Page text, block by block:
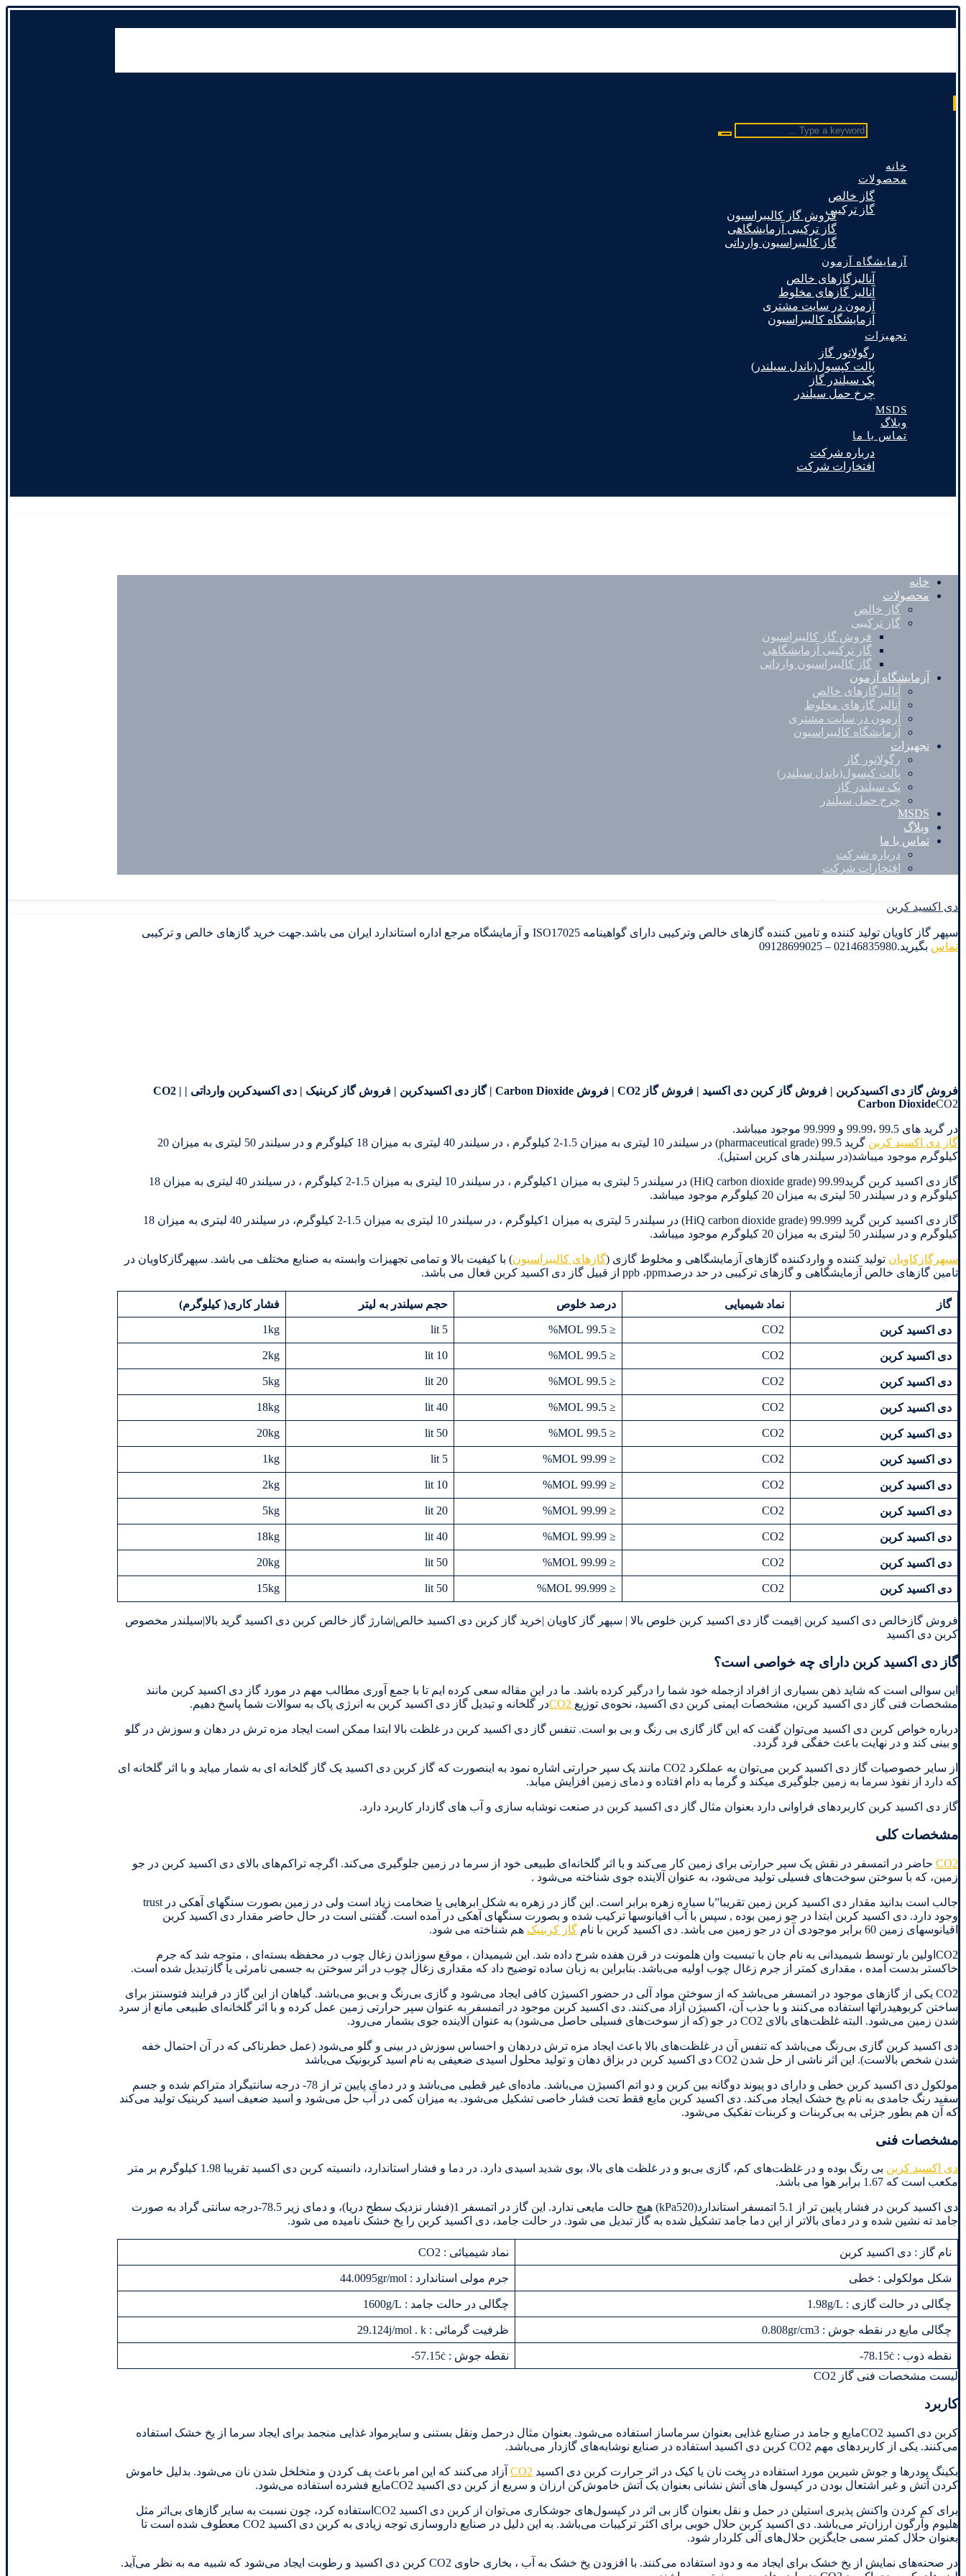
خانه
محصولات
گاز خالص
گاز ترکیبیفروش گاز کالیبراسیون
گاز ترکیبی آزمایشگاهی
گاز کالیبراسیون وارداتی
آزمایشگاه آزمون
آنالیزگازهای خالص
آنالیز گازهای مخلوط
آزمون در سایت مشتری
آزمایشگاه کالیبراسیون
تجهیزات
رگولاتور گاز
پالت کپسول(باندل سیلندر)
پک سیلندر گاز
چرخ حمل سیلندر
MSDS
وبلاگ
تماس با ما
درباره شرکت
افتخارات شرکت
خانه
محصولات
گاز خالص
گاز ترکیبی
فروش گاز کالیبراسیون
گاز ترکیبی آزمایشگاهی
گاز کالیبراسیون وارداتی
آزمایشگاه آزمون
آنالیزگازهای خالص
آنالیز گازهای مخلوط
آزمون در سایت مشتری
آزمایشگاه کالیبراسیون
تجهیزات
رگولاتور گاز
پالت کپسول(باندل سیلندر)
پک سیلندر گاز
چرخ حمل سیلندر
MSDS
وبلاگ
تماس با ما
درباره شرکت
افتخارات شرکت
دی اکسید کربن
سپهر گاز کاویان تولید کننده و تامین کننده گازهای خالص وترکیبی دارای گواهینامه ISO17025 و آزمایشگاه مرجع اداره استاندارد ایران می باشد.جهت خرید گازهای خالص و ترکیبی
تماس بگیرید.02146835980 – 09128699025
فروش گاز دی اکسیدکربن | فروش گاز کربن دی اکسید | فروش گاز CO2 | فروش Carbon Dioxide | گاز دی اکسیدکربن | فروش گاز کربنیک | دی اکسیدکربن وارداتی | CO2 |
Carbon DioxideCO2
در گرید های 99.5 ،99.99 و 99.999 موجود میباشد.
گاز دی اکسید کربن
گرید 99.5 (pharmaceutical grade) در سیلندر 10 لیتری به میزان 1.5-2 کیلوگرم ، در سیلندر 40 لیتری به میزان 18 کیلوگرم و در سیلندر 50 لیتری به میزان 20
کیلوگرم موجود میباشد(در سیلندر های کربن استیل).
گاز دی اکسید کربن گرید99.99 (HiQ carbon dioxide grade) در سیلندر 5 لیتری به میزان 1کیلوگرم ، در سیلندر 10 لیتری به میزان 1.5-2 کیلوگرم ، در سیلندر 40 لیتری به میزان 18
کیلوگرم و در سیلندر 50 لیتری به میزان 20 کیلوگرم موجود میباشد.
گاز دی اکسید کربن گرید 99.999 (HiQ carbon dioxide grade) در سیلندر 5 لیتری به میزان 1کیلوگرم ، در سیلندر 10 لیتری به میزان 1.5-2 کیلوگرم، در سیلندر 40 لیتری به میزان 18
کیلوگرم و در سیلندر 50 لیتری به میزان 20 کیلوگرم موجود میباشد.
سپهرگازکاویان تولید کننده و واردکننده گازهای آزمایشگاهی و مخلوط گازی (گازهای کالیبراسیون) با کیفیت بالا و تمامی تجهیزات وابسته به صنایع مختلف می باشد. سپهرگازکاویان در
تامین گازهای خالص آزمایشگاهی و گازهای ترکیبی در حد درصدppb ،ppm از قبیل گاز دی اکسید کربن فعال می باشد.
گاز نماد شیمیایی درصد خلوص حجم سیلندر به لیتر فشار کاری( کیلوگرم)
دی اکسید کربن CO2
≤ 99.5 MOL%
5 lit
1kg
دی اکسید کربن CO2
≤ 99.5 MOL%
10 lit
2kg
دی اکسید کربن CO2
≤ 99.5 MOL%
20 lit
5kg
دی اکسید کربن CO2
≤ 99.5 MOL%
40 lit
18kg
دی اکسید کربن CO2
≤ 99.5 MOL%
50 lit
20kg
دی اکسید کربن CO2
≤ 99.99 MOL%
5 lit
1kg
دی اکسید کربن CO2
≤ 99.99 MOL%
10 lit
2kg
دی اکسید کربن CO2
≤ 99.99 MOL%
20 lit
5kg
دی اکسید کربن CO2
≤ 99.99 MOL%
40 lit
18kg
دی اکسید کربن CO2
≤ 99.99 MOL%
50 lit
20kg
دی اکسید کربن CO2
≤ 99.999 MOL%
50 lit
15kg
فروش گازخالص دی اکسید کربن |قیمت گاز دی اکسید کربن خلوص بالا | سپهر گاز کاویان |خرید گاز کربن دی اکسید خالص|شارژ گاز خالص کربن دی اکسید گرید بالا|سیلندر مخصوص
کربن دی اکسید
گاز دی اکسید کربن دارای چه خواصی است؟
این سوالی است که شاید ذهن بسیاری از افراد ازجمله خود شما را درگیر کرده باشد. ما در این مقاله سعی کرده ایم تا با جمع آوری مطالب مهم در مورد گاز دی اکسید کربن مانند
مشخصات فنی گاز دی اکسید کربن، مشخصات ایمنی کربن دی اکسید، نحوه‌ی توزیع
در گلخانه و تبدیل گاز دی اکسید کربن به انرژی پاک به سوالات شما پاسخ دهیم.
درباره خواص کربن دی اکسید می‌توان گفت که این گاز گازی بی رنگ و بی بو است. تنفس گاز دی اکسید کربن در غلظت بالا ابتدا ممکن است ایجاد مزه ترش در دهان و سوزش در گلو
و بینی کند و در نهایت باعث خفگی فرد گردد.
از سایر خصوصیات گاز دی اکسید کربن می‌توان به عملکرد CO2 مانند یک سپر حرارتی اشاره نمود به اینصورت که گاز کربن دی اکسید یک گاز گلخانه ای به شمار میاید و با اثر گلخانه ای
که دارد از نفوذ سرما به زمین جلوگیری میکند و گرما به دام افتاده و دمای زمین افزایش میابد.
گاز دی اکسید کربن کاربردهای فراوانی دارد بعنوان مثال گاز دی اکسید کربن در صنعت نوشابه سازی و آب های گازدار کاربرد دارد.
مشخصات کلی
CO2 حاضر در اتمسفر در نقش یک سپر حرارتی برای زمین کار می‌کند و با اثر گلخانه‌ای طبیعی خود از سرما در زمین جلوگیری می‌کند. اگرچه تراکم‌های بالای دی اکسید کربن در جو
زمین، که با سوختن سوخت‌های فسیلی تولید می‌شود، به عنوان آلاینده جوی شناخته می‌شود .
جالب است بدانید مقدار دی اکسید کربن زمین تقریبا”با سیاره زهره برابر است. این گاز در زهره به شکل ابرهایی با ضخامت زیاد است ولی در زمین بصورت سنگهای آهکی در trust
وجود دارد. دی اکسید کربن ابتدا در جو زمین بوده , سپس با آب اقیانوسها ترکیب شده و بصورت سنگهای آهکی در آمده است. گفتنی است در حال حاضر مقدار دی اکسید کربن
اقیانوسهای زمین 60 برابر موجودی آن در جو زمین می باشد. دی اکسید کربن با نام
گاز کربنیک هم شناخته می شود.
CO2اولین بار توسط شیمیدانی به نام جان با تبسیت وان هلمونت در قرن هفده شرح داده شد. این شیمیدان ، موقع سوزاندن زغال چوب در محفظه بسته‌ای ، متوجه شد که جرم
خاکستر بدست آمده ، مقداری کمتر از جرم زغال چوب اولیه می‌باشد. بنابراین به زبان ساده توضیح داد که مقداری زغال چوب در اثر سوختن به جسمی نامرئی یا گازتبدیل شده است.
CO2 یکی از گازهای موجود در اتمسفر می‌باشد که از سوختن مواد آلی در حضور اکسیژن کافی ایجاد می‌شود و گازی بی‌رنگ و بی‌بو می‌باشد. گیاهان از این گاز در فرایند فتوسنتز برای
ساختن کربوهیدراتها استفاده می‌کنند و با جذب آن، اکسیژن آزاد می‌کنند. دی اکسید کربن موجود در اتمسفر به عنوان سپر حرارتی زمین عمل کرده و با اثر گلخانه‌ای طبیعی مانع از سرد
شدن زمین می‌شود. البته غلظت‌های بالای CO2 در جو (که از سوخت‌های فسیلی حاصل می‌شود) به عنوان آلاینده جوی بشمار می‌رود.
دی اکسید کربن گازی بی‌رنگ می‌باشد که تنفس آن در غلظت‌های بالا باعث ایجاد مزه ترش دردهان و احساس سوزش در بینی و گلو می‌شود (عمل خطرناکی که در آن احتمال خفه
شدن شخص بالاست). این اثر ناشی از حل شدن CO2 دی اکسید کربن در بزاق دهان و تولید محلول اسیدی ضعیفی به نام اسید کربونیک می‌باشد
مولکول دی اکسید کربن خطی و دارای دو پیوند دوگانه بین کربن و دو اتم اکسیژن می‌باشد. ماده‌ای غیر قطبی می‌باشد و در دمای پایین تر از 78- درجه سانتیگراد متراکم شده و جسم
سفید رنگ جامدی به نام یخ خشک ایجاد می‌کند. دی اکسید کربن مایع فقط تحت فشار خاصی تشکیل می‌شود. به میزان کمی در آب حل می‌شود و اسید ضعیف اسید کربنیک تولید می‌کند
که آن هم بطور جزئی به بی‌کربنات و کربنات تفکیک می‌شود.
مشخصات فنی
دی اکسید کربن
بی رنگ بوده و در غلظت‌های کم، گازی بی‌بو و در غلظت های بالا، بوی شدید اسیدی دارد. در دما و فشار استاندارد، دانسیته کربن دی اکسید تقریبا 1.98 کیلوگرم بر متر
مکعب است که 1.67 برابر هوا می باشد.
دی اکسید کربن در فشار پایین تر از 5.1 اتمسفر استاندارد(kPa520) هیچ حالت مایعی ندارد. این گاز در اتمسفر 1(فشار نزدیک سطح دریا)، و دمای زیر 78.5-درجه سانتی گراد به صورت
جامد ته نشین شده و در دمای بالاتر از این دما جامد تشکیل شده به گاز تبدیل می شود. در حالت جامد، دی اکسید کربن را یخ خشک نامیده می شود.
نام گاز : دی اکسید کربن نماد شیمیائی : CO2
شکل مولکولی : خطی جرم مولی استاندارد : 44.0095gr/mol
چگالی در حالت گازی : 1.98g/L چگالی در حالت جامد : 1600g/L
چگالی مایع در نقطه جوش : 0.808gr/cm3 ظرفیت گرمائی : 29.124j/mol . k
نقطه ذوب : 78.15ċ-
نقطه جوش : 57.15ċ-
لیست مشخصات فنی گاز CO2
کاربرد
کربن دی اکسید CO2مایع و جامد در صنایع غذایی بعنوان سرماساز استفاده می‌شود. بعنوان مثال درحمل ونقل بستنی و سایرمواد غذایی منجمد برای ایجاد سرما از یخ خشک استفاده
می‌کنند. یکی از کاربردهای مهم CO2 کربن دی اکسید استفاده در صنایع نوشابه‌های گازدار می‌باشد.
بکینگ پودرها و جوش شیرین مورد استفاده در پخت نان یا کیک در اثر حرارت کربن دی اکسید CO2 آزاد می‌کنند که این امر باعث پف کردن و متخلخل شدن نان می‌شود. بدلیل خاموش
کردن آتش و غیر اشتعال بودن در کپسول های آتش نشانی بعنوان یک آتش خاموش‌کن ارزان و سریع از کربن دی اکسید CO2مایع فشرده استفاده می‌شود.
برای کم کردن واکنش پذیری استیلن در حمل و نقل بعنوان گاز بی اثر در کپسول‌های جوشکاری می‌توان از کربن دی اکسید CO2استفاده کرد، چون نسبت به سایر گازهای بی‌اثر مثل
هلیوم وآرگون ارزان‌تر می‌باشد. دی اکسید کربن حلال خوبی برای اکثر ترکیبات می‌باشد. به این دلیل در صنایع داروسازی توجه زیادی به کربن دی اکسید CO2 معطوف شده است تا
بعنوان حلال کمتر سمی جایگزین حلال‌های آلی کلر‌دار شود.
در صحنه‌های نمایش از یخ خشک برای ایجاد مه و دود استفاده می‌کنند. با افزودن یخ خشک به آب ، بخاری حاوی CO2 کربن دی اکسید و رطوبت ایجاد می‌شود که شبیه مه به نظر می‌آید.